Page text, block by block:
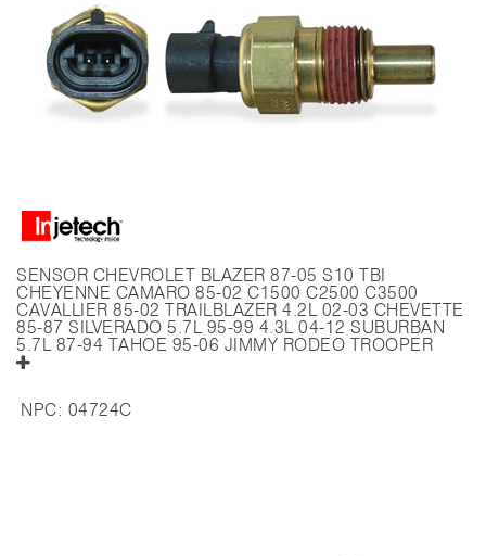
SENSOR CHEVROLET BLAZER 87-05 S10 TBI
CHEYENNE CAMARO 85-02 C1500 C2500 C3500
CAVALLIER 85-02 TRAILBLAZER 4.2L 02-03 CHEVETTE
85-87 SILVERADO 5.7L 95-99 4.3L 04-12 SUBURBAN
5.7L 87-94 TAHOE 95-06 JIMMY RODEO TROOPER
NPC: 04724C